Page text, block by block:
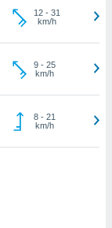
12- 31
km/h
9- 25
km/h
8- 21
km/h